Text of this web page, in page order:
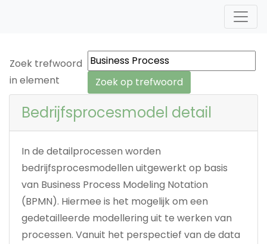
Zoek trefwoord
in element
Bedrijfsprocesmodel detail
In de detailprocessen worden
bedrijfsprocesmodellen uitgewerkt op basis
van Business Process Modeling Notation
(BPMN). Hiermee is het mogelijk om een
gedetailleerde modellering uit te werken van
processen. Vanuit het perspectief van de data